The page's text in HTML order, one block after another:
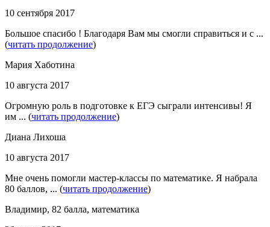
10 сентября 2017
Большое спасибо ! Благодаря Вам мы смогли справиться и с ...
(читать продолжение)
Мария Хаботина
10 августа 2017
Огромную роль в подготовке к ЕГЭ сыграли интенсивы! Я
им ... (читать продолжение)
Диана Лихоша
10 августа 2017
Мне очень помогли мастер-классы по математике. Я набрала
80 баллов, ... (читать продолжение)
Владимир, 82 балла, математика